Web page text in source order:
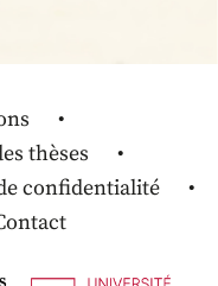
thèses
confidentialité